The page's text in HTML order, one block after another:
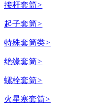
接杆套筒>
起子套筒>
特殊套筒类>
绝缘套筒>
螺栓套筒>
火星塞套筒>